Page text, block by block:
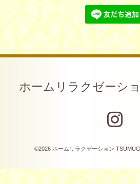
ホームリラクゼーシ
©2026 ホームリラクゼーション